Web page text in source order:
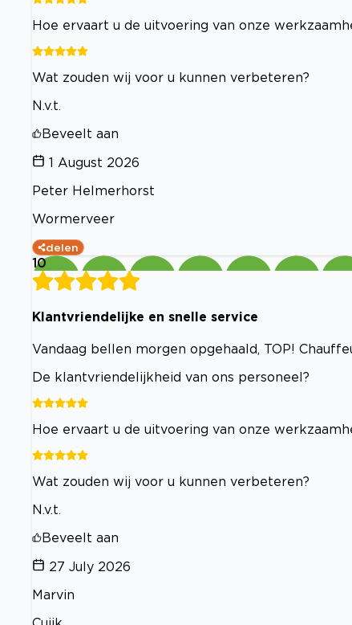
Hoe ervaart u de uitvoering van onze
Wat zouden wij voor u kunnen verbeteren?
N.v.t.
Beveelt aan
1 August 2026
Peter Helmerhorst
Wormerveer
delen
10
Klantvriendelijke en snelle service
Vandaag bellen morgen opgehaald, TOP!
De klantvriendelijkheid van ons personeel?
Hoe ervaart u de uitvoering van onze
Wat zouden wij voor u kunnen verbeteren?
N.v.t.
Beveelt aan
27 July 2026
Marvin